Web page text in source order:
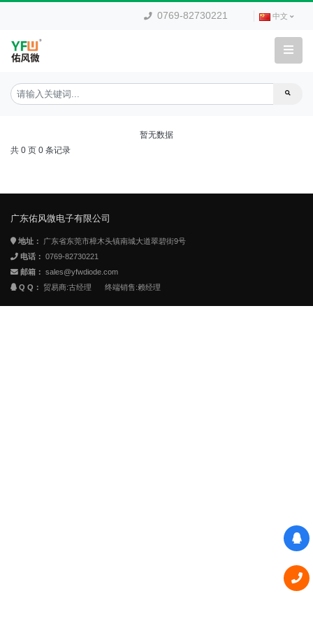
0769-82730221 中文
暂无数据
共 0 页 0 条记录
广东佑风微电子有限公司
地址：
广东省东莞市樟木头镇南城大道翠碧街9号
电话： 0769-82730221
邮箱： sales@yfwdiode.com
Q Q：
贸易商:古经理 终端销售:赖经理